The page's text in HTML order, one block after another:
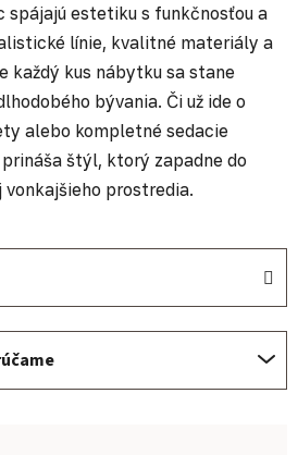
spájajú estetiku s funkčnosťou a
línie, kvalitné materiály a
každý kus nábytku sa stane
bývania. Či už ide o
alebo kompletné sedacie
štýl, ktorý zapadne do
prostredia.